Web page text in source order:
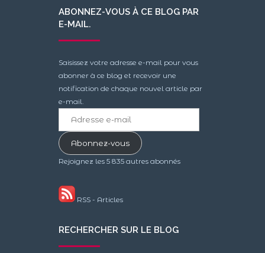
ABONNEZ-VOUS À CE BLOG PAR
E-MAIL.
Saisissez votre adresse e-mail pour vous
abonner à ce blog et recevoir une
notification de chaque nouvel article par
e-mail.
mailAbonnez-vous
Rejoignez les 5 835 autres abonnés
RSS - Articles
RECHERCHER SUR LE BLOG